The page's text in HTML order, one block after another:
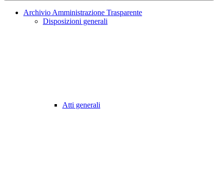
Archivio Amministrazione Trasparente
Disposizioni generali
Atti generali